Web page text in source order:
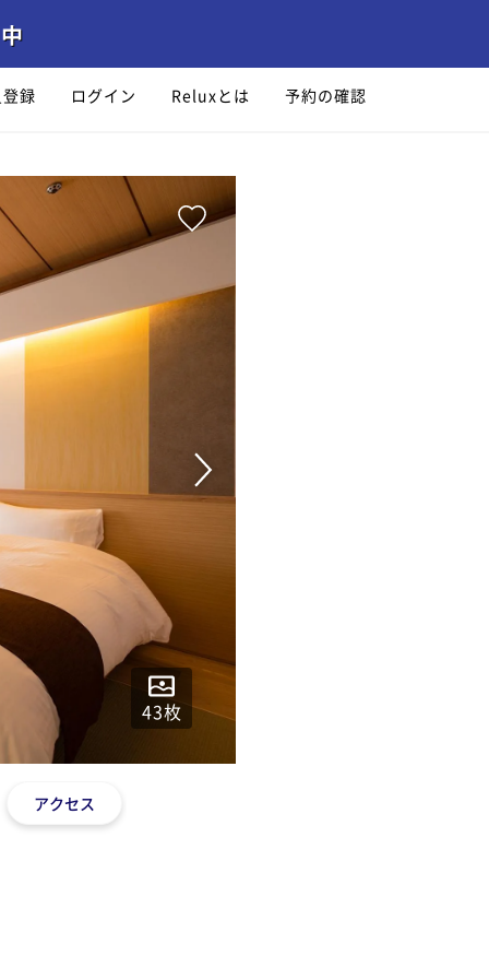
録 ログイン Reluxとは 予約の確認
43枚
アクセス